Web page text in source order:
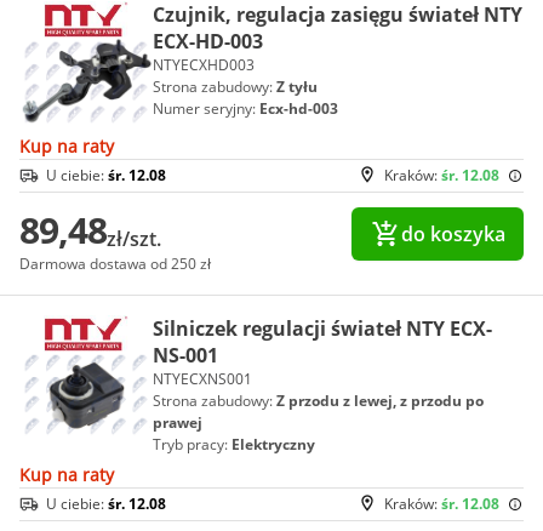
Czujnik, regulacja zasięgu świateł NTY
ECX-HD-003
NTYECXHD003
Strona zabudowy:Z tyłu
Numer seryjny: Ecx-hd-003
Kup na raty
Kraków:śr. 12.08
U ciebie:śr. 12.08
89,48zł/szt.
Darmowa dostawa od 250 zł
do koszyka
Silniczek regulacji świateł NTY ECX-
NS-001
NTYECXNS001
Strona zabudowy:Z przodu z lewej, z przodu po
prawej
Tryb pracy: Elektryczny
Kup na raty
Kraków:śr. 12.08
U ciebie:śr. 12.08